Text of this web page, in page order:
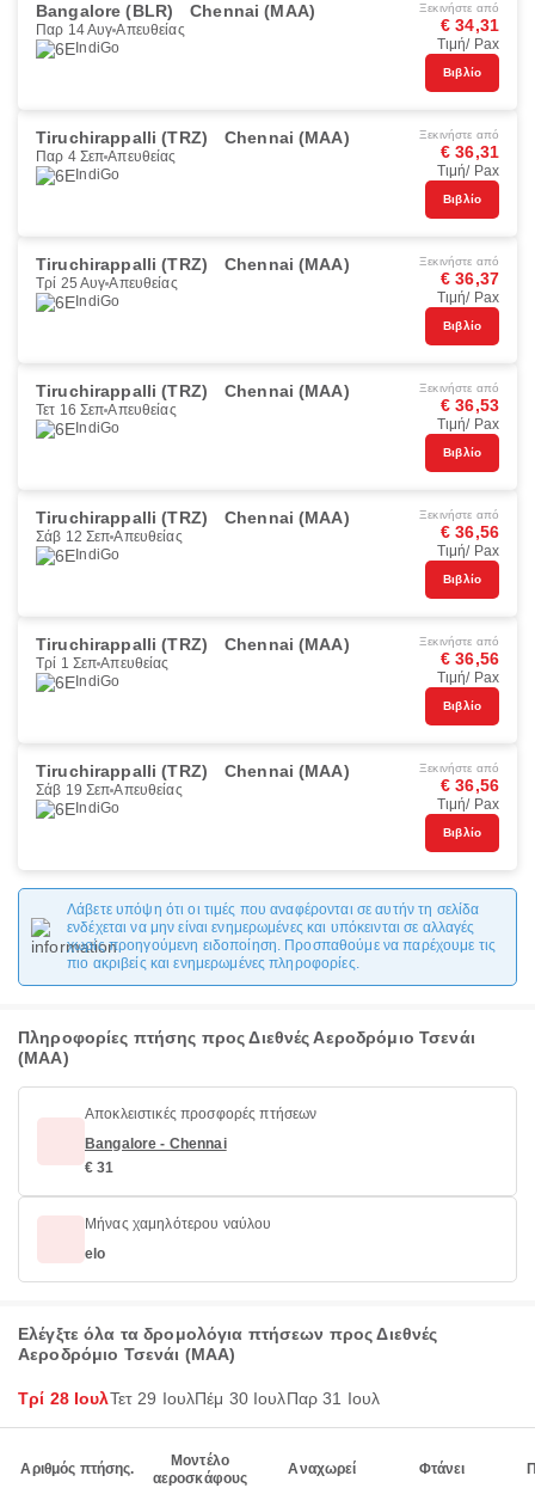
Bangalore (BLR) Chennai (MAA)
Παρ 14 Αυγ Απευθείας
IndiGo
Ξεκινήστε από
€ 34,31
Τιμή/ Pax
Βιβλίο
Tiruchirappalli (TRZ) Chennai (MAA)
Παρ 4 Σεπ Απευθείας
IndiGo
Ξεκινήστε από
€ 36,31
Τιμή/ Pax
Βιβλίο
Tiruchirappalli (TRZ) Chennai (MAA)
Τρί 25 Αυγ Απευθείας
IndiGo
Ξεκινήστε από
€ 36,37
Τιμή/ Pax
Βιβλίο
Tiruchirappalli (TRZ) Chennai (MAA)
Τετ 16 Σεπ Απευθείας
IndiGo
Ξεκινήστε από
€ 36,53
Τιμή/ Pax
Βιβλίο
Tiruchirappalli (TRZ) Chennai (MAA)
Σάβ 12 Σεπ Απευθείας
IndiGo
Ξεκινήστε από
€ 36,56
Τιμή/ Pax
Βιβλίο
Tiruchirappalli (TRZ) Chennai (MAA)
Τρί 1 Σεπ Απευθείας
IndiGo
Ξεκινήστε από
€ 36,56
Τιμή/ Pax
Βιβλίο
Tiruchirappalli (TRZ) Chennai (MAA)
Σάβ 19 Σεπ Απευθείας
IndiGo
Ξεκινήστε από
€ 36,56
Τιμή/ Pax
Βιβλίο
Λάβετε υπόψη ότι οι τιμές που αναφέρονται σε αυτήν τη σελίδα
ενδέχεται να μην είναι ενημερωμένες και υπόκεινται σε αλλαγές
χωρίς προηγούμενη ειδοποίηση. Προσπαθούμε να παρέχουμε τις
πιο ακριβείς και ενημερωμένες πληροφορίες.
Πληροφορίες πτήσης προς Διεθνές Αεροδρόμιο Τσενάι
(MAA)
Αποκλειστικές προσφορές πτήσεων
Bangalore - Chennai
€ 31
Μήνας χαμηλότερου ναύλου
elo
Ελέγξτε όλα τα δρομολόγια πτήσεων προς Διεθνές
Αεροδρόμιο Τσενάι (MAA)
Τρί 28 ΙουλΤετ 29 ΙουλΠέμ 30 ΙουλΠαρ 31 Ιουλ
Αριθμός πτήσης.
Μοντέλο
αεροσκάφους
Αναχωρεί Φτάνει